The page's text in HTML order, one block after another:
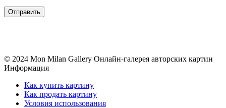
© 2024 Mon Milan Gallery Онлайн-галерея авторских картин
Информация
Как купить картину
Как продать картину
Условия использования